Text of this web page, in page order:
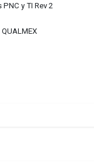
y TI Rev 2